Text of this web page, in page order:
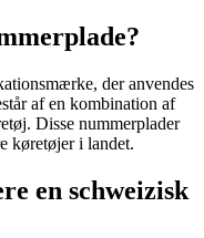
der anvendes
af en kombination af
Disse nummerplader
køretøjer i landet.
en schweizisk